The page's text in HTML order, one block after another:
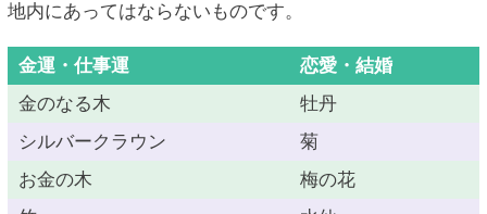
地内にあってはならないものです。
金運・仕事運
恋愛・結婚
金のなる木
牡丹
シルバークラウン
菊
お金の木
梅の花